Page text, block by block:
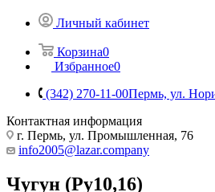
Личный кабинет
Корзина0
Избранное0
(342) 270-11-00Пермь, ул.
Контактная информация
г. Пермь, ул. Промышленная, 76
info2005@lazar.company
Чугун (Ру10,16)